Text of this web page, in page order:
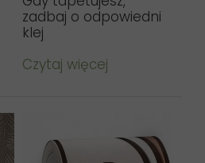
zadbaj o odpowiedni
klej
Czytaj więcej